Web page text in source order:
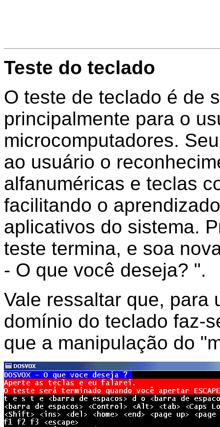
Teste do teclado
O teste de teclado é de
principalmente para o
microcomputadores.
ao usuário o
alfanuméricas e teclas
facilitando o
aplicativos do sistema.
teste termina, e soa
- O que você deseja? ".
Vale ressaltar que, para
domínio do teclado faz-
que a manipulação do